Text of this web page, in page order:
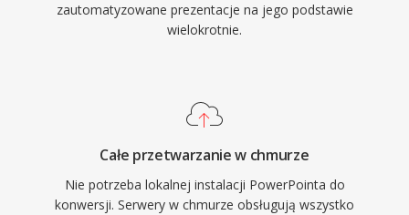
zautomatyzowane prezentacje na jego podstawie
wielokrotnie.
Całe przetwarzanie w chmurze
Nie potrzeba lokalnej instalacji PowerPointa do
konwersji. Serwery w chmurze obsługują wszystko